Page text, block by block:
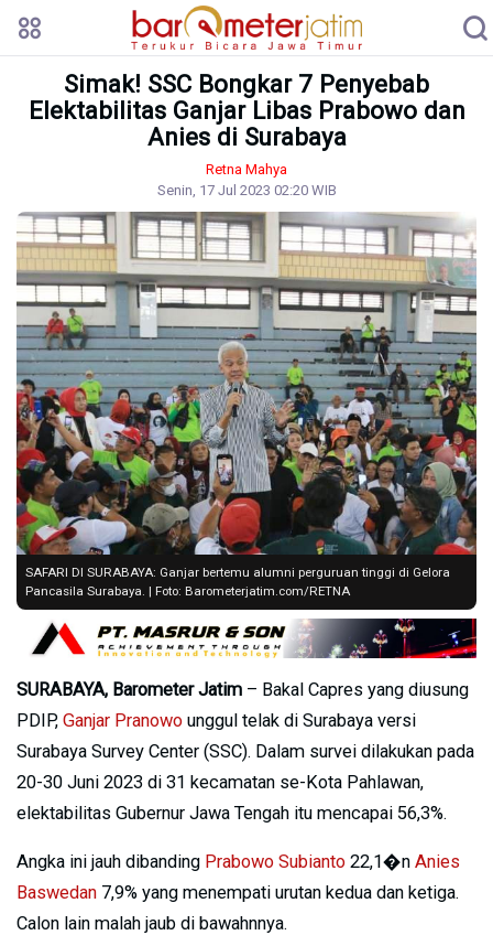
Simak! SSC Bongkar 7 Penyebab
Elektabilitas Ganjar Libas Prabowo dan
Anies di Surabaya
Retna Mahya
Senin, 17 Jul 2023 02:20 WIB
SAFARI DI SURABAYA: Ganjar bertemu alumni perguruan tinggi di Gelora
Pancasila Surabaya. | Foto: Barometerjatim.com/RETNA
SURABAYA, Barometer Jatim – Bakal Capres yang diusung
PDIP, Ganjar Pranowo unggul telak di Surabaya versi
Surabaya Survey Center (SSC). Dalam survei dilakukan pada
20-30 Juni 2023 di 31 kecamatan se-Kota Pahlawan,
elektabilitas Gubernur Jawa Tengah itu mencapai 56,3%.
Angka ini jauh dibanding Prabowo Subianto 22,1�n Anies
Baswedan 7,9% yang menempati urutan kedua dan ketiga.
Calon lain malah jaub di bawahnnya.